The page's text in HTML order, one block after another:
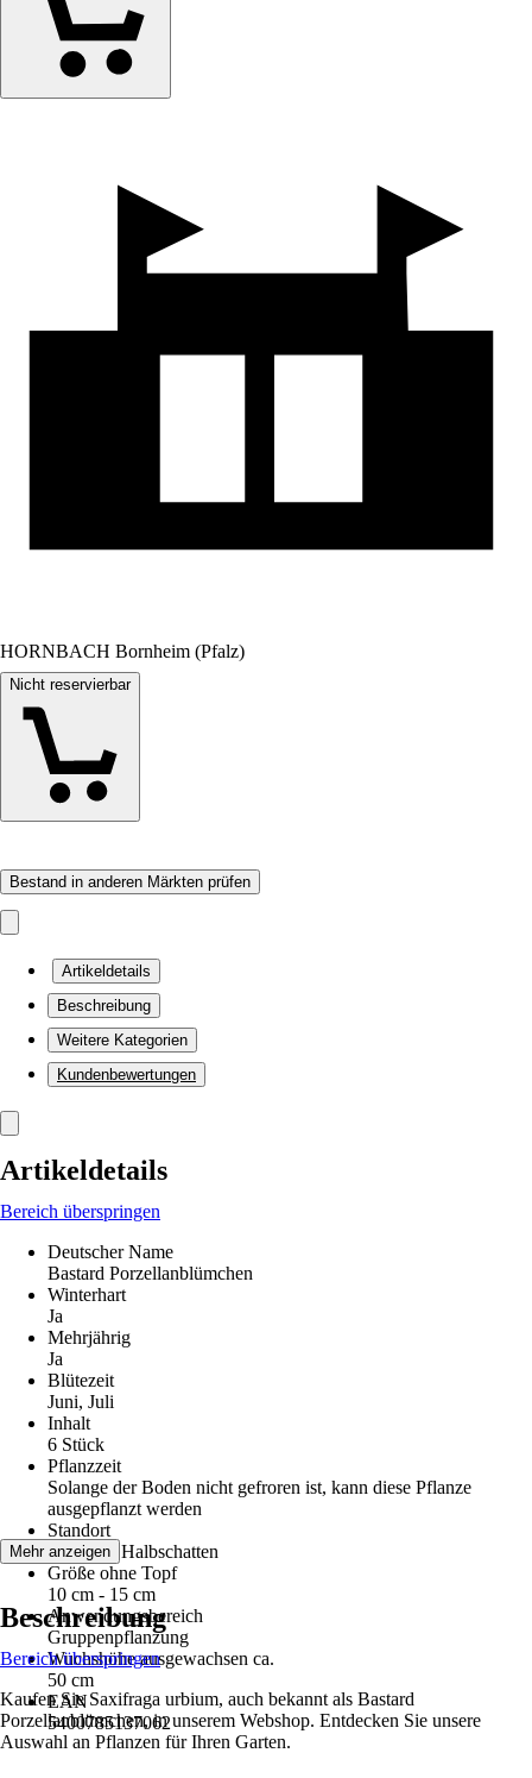
HORNBACH Bornheim (Pfalz)
Nicht reservierbar
Bestand in anderen Märkten prüfen
Artikeldetails
Beschreibung
Weitere Kategorien
Kundenbewertungen
Artikeldetails
Bereich überspringen
Deutscher Name
Bastard Porzellanblümchen
Winterhart
Ja
Mehrjährig
Ja
Blütezeit
Juni, Juli
Inhalt
6 Stück
Pflanzzeit
Solange der Boden nicht gefroren ist, kann diese Pflanze
ausgepflanzt werden
Standort
Schatten, Halbschatten
Größe ohne Topf
10 cm - 15 cm
Anwendungsbereich
Gruppenpflanzung
Wuchshöhe ausgewachsen ca.
50 cm
EAN
5400785137062
Mehr anzeigen
Beschreibung
Bereich überspringen
Kaufen Sie Saxifraga urbium, auch bekannt als Bastard
Porzellanblümchen, in unserem Webshop. Entdecken Sie unsere
Auswahl an Pflanzen für Ihren Garten.